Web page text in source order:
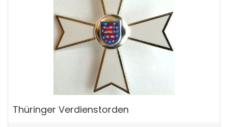
Thüringer Verdienstorden